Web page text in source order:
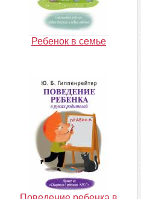
Ребенок в семье